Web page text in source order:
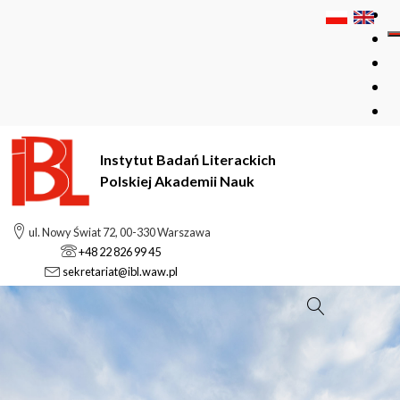
Instytut Badań Literackich
Polskiej Akademii Nauk
ul. Nowy Świat 72, 00-330 Warszawa
+48 22 826 99 45
sekretariat@ibl.waw.pl
Szukaj